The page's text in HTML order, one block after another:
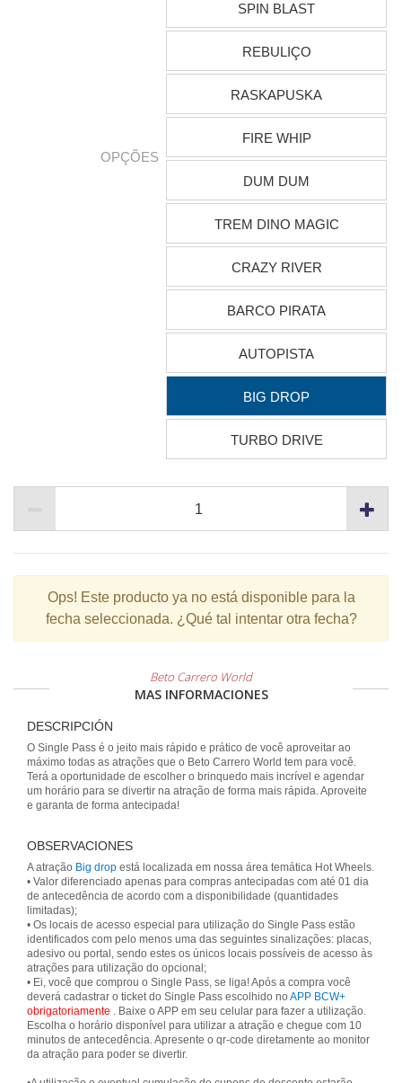
OPÇÕES
SPIN BLAST
REBULIÇO
RASKAPUSKA
FIRE WHIP
DUM DUM
TREM DINO MAGIC
CRAZY RIVER
BARCO PIRATA
AUTOPISTA
BIG DROP
TURBO DRIVE
Ops! Este producto ya no está disponible para la
fecha seleccionada. ¿Qué tal intentar otra fecha?
Beto Carrero World
MAS INFORMACIONES
DESCRIPCIÓN
O Single Pass é o jeito mais rápido e prático de você aproveitar ao
máximo todas as atrações que o Beto Carrero World tem para você.
Terá a oportunidade de escolher o brinquedo mais incrível e agendar
um horário para se divertir na atração de forma mais rápida. Aproveite
e garanta de forma antecipada!
OBSERVACIONES
A atração Big drop está localizada em nossa área temática Hot Wheels.
• Valor diferenciado apenas para compras antecipadas com até 01 dia
de antecedência de acordo com a disponibilidade (quantidades
limitadas);
• Os locais de acesso especial para utilização do Single Pass estão
identificados com pelo menos uma das seguintes sinalizações: placas,
adesivo ou portal, sendo estes os únicos locais possíveis de acesso às
atrações para utilização do opcional;
• Ei, você que comprou o Single Pass, se liga! Após a compra você
deverá cadastrar o ticket do Single Pass escolhido no APP BCW+
obrigatoriamente . Baixe o APP em seu celular para fazer a utilização.
Escolha o horário disponível para utilizar a atração e chegue com 10
minutos de antecedência. Apresente o qr-code diretamente ao monitor
da atração para poder se divertir.